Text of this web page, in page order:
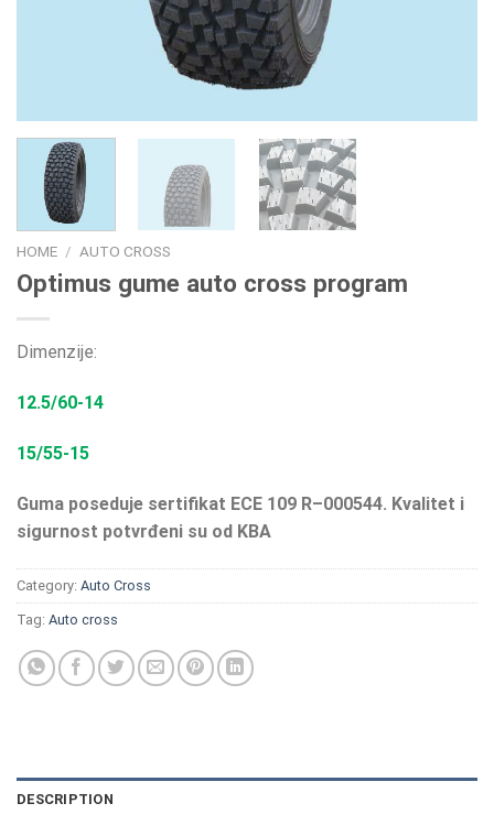
HOME / AUTO CROSS
Optimus gume auto cross program
Dimenzije:
12.5/60-14
15/55-15
Guma poseduje sertifikat ECE 109 R–000544. Kvalitet i
sigurnost potvrđeni su od KBA
Category: Auto Cross
Tag: Auto cross
DESCRIPTION